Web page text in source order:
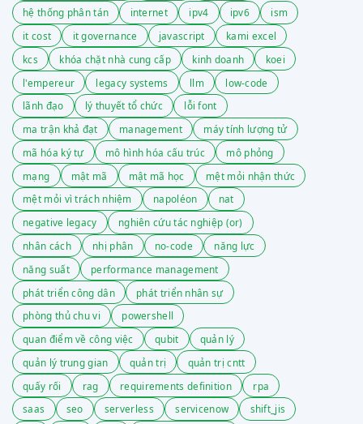
hệ thống phân tán
internet ipv4 ipv6
ism
it cost
it governance javascript
kami excel
kcs
khóa chặt nhà cung cấp kinh doanh
koei
l'empereur
legacy systems llm
low-code
lãnh đạo
lý thuyết tổ chức
lỗi font
ma trận khả đạt
management
máy tính lượng tử
mã hóa ký tự
mô hình hóa cấu trúc
mô phỏng
mạng
mật mã mật mã học
mệt mỏi nhận thức
mệt mỏi vì trách nhiệm
napoléon
nat
negative legacy
nghiên cứu tác nghiệp (or)
nhân cách
nhị phân no-code
năng lực
năng suất
performance management
phát triển công dân
phát triển nhân sự
phòng thủ chu vi
powershell
quan điểm về công việc
qubit
quản lý
quản lý trung gian
quản trị
quản trị cntt
quấy rối
rag requirements definition
rpa
saas
seo serverless servicenow
shift_jis